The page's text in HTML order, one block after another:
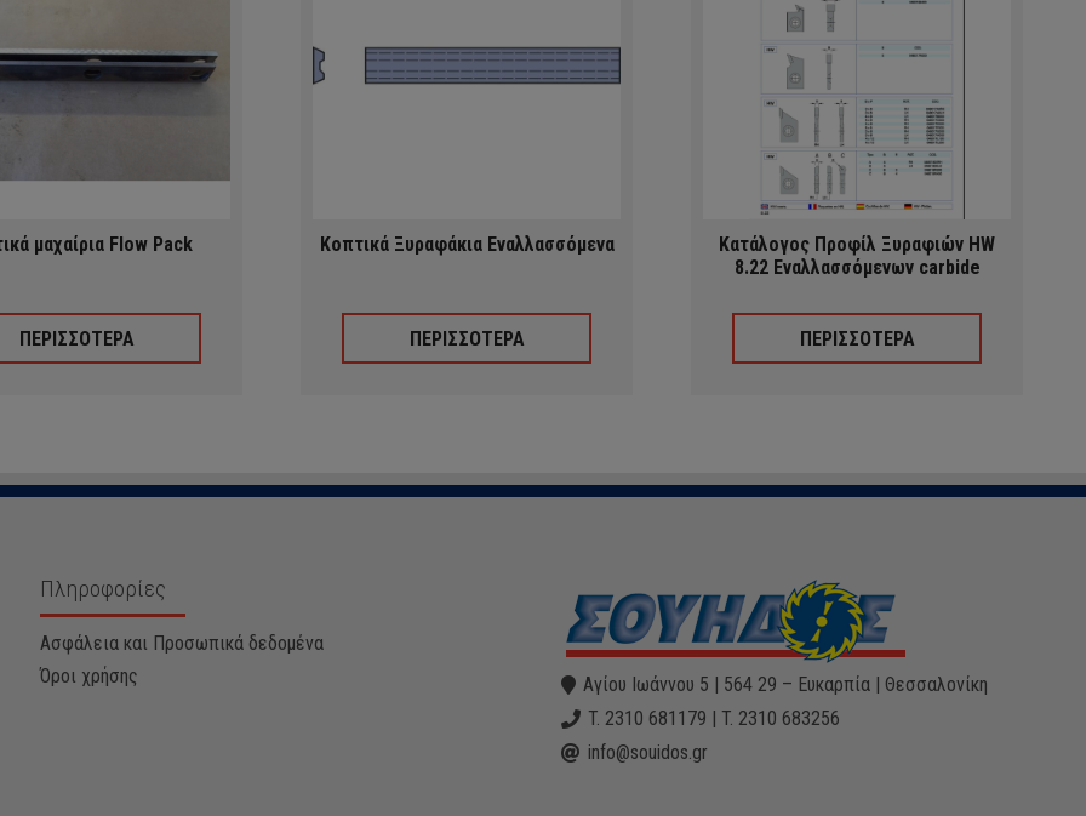
μαχαίρια Flow Pack
ΠΕΡΙΣΣΟΤΕΡΑ
Κοπτικά Ξυραφάκια Εναλλασσόμενα
ΠΕΡΙΣΣΟΤΕΡΑ
Κατάλογος Προφίλ Ξυραφιών HW
8.22 Εναλλασσόμενων carbide
ΠΕΡΙΣΣΟΤΕΡΑ
Πληροφορίες
Ασφάλεια και Προσωπικά δεδομένα
Όροι χρήσης
Αγίου Ιωάννου 5 | 564 29 – Ευκαρπία | Θεσσαλονίκη
T. 2310 681179 | T. 2310 683256
info@souidos.gr